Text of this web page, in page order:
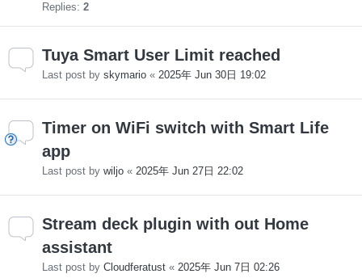
Replies: 2
Tuya Smart User Limit reached
Last post by skymario « 2025年 Jun 30日 19:02
Timer on WiFi switch with Smart Life
app
Last post by wiljo « 2025年 Jun 27日 22:02
Stream deck plugin with out Home
assistant
Last post by Cloudferatust « 2025年 Jun 7日 02:26